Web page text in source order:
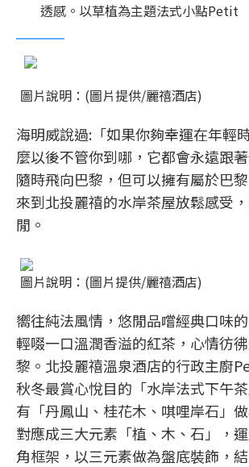
透感。以草植為主題法式小點Petit
圖片說明：(圖片提供/麗禧酒店)
海明威說過:「如果你夠幸運在年輕
麼以後不管你到哪，它都會永遠跟
隨時飛向巴黎，但可以擁有屬於巴
來到北投麗禧的水岸茶屋放鬆感受
閒。
圖片說明：(圖片提供/麗禧酒店)
嚮往純法風情，悠閒品嚐經典口味
輕啜一口溫潤香溢的紅茶，心情彷
黎。北投麗禧溫泉酒店的行政主廚
秋冬最賞心悅目的「水岸法式下午
有「丹鳳山、桂花木、唭哩岸石」
對應成三大元素「植、木、石」，
角框架，以三元素做為盤底裝飾，